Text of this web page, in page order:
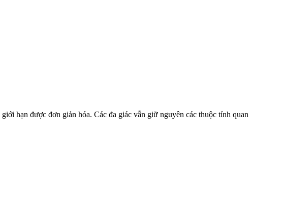
hạn được đơn giản hóa. Các đa giác vẫn giữ nguyên các thuộc tính quan